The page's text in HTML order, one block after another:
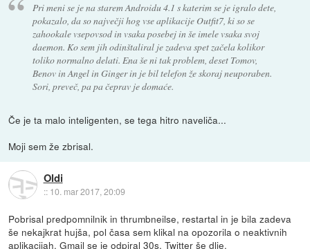
Pri meni se je na starem Androidu 4.1 s katerim se je igralo dete,
pokazalo, da so največji hog vse aplikacije Outfit7, ki so se
zahookale vsepovsod in vsaka posebej in še imele vsaka svoj
daemon. Ko sem jih odinštaliral je zadeva spet začela kolikor
toliko normalno delati. Ena še ni tak problem, deset Tomov,
Benov in Angel in Ginger in je bil telefon že skoraj neuporaben.
Sori, preveč, pa pa čeprav je domaće.
Če je ta malo inteligenten, se tega hitro naveliča...
Moji sem že zbrisal.
Oldi
:: 10. mar 2017, 20:09
Pobrisal predpomnilnik in thrumbneilse, restartal in je bila zadeva
še nekajkrat hujša, pol časa sem klikal na opozorila o neaktivnih
aplikacijah. Gmail se je odpiral 30s, Twitter še dlje.